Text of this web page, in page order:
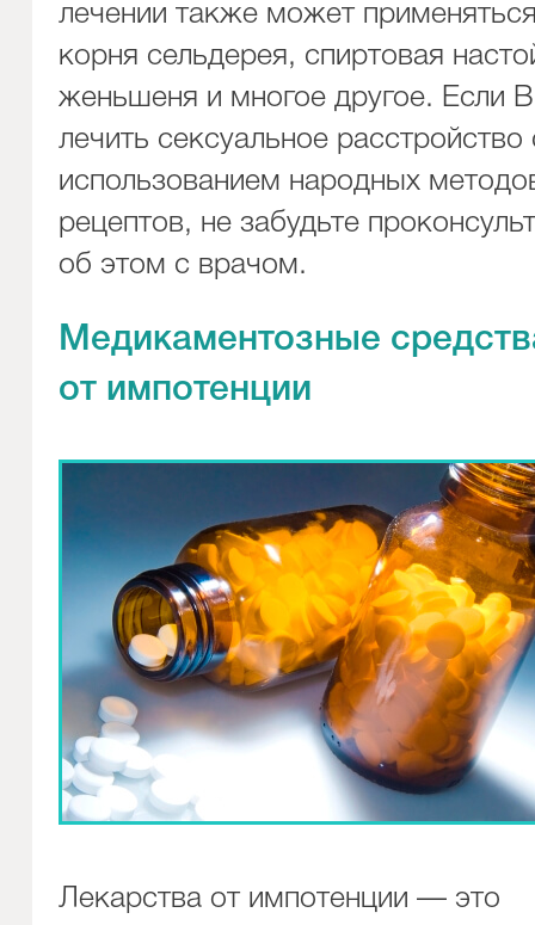
лечении также может
корня сельдерея, спиртовая
женьшеня и многое другое. Если
лечить сексуальное расстройство
использованием народных
рецептов, не забудьте
об этом с врачом.
Медикаментозные
от импотенции
Лекарства от импотенции — это